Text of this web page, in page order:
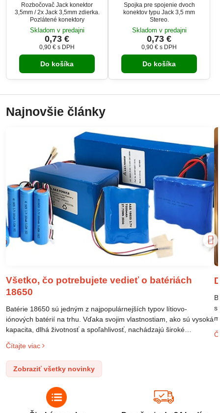
Rozbočovač Jack konektor
3,5mm / 2x Jack 3,5mm zdierka.
Pozlátené konektory
Skladom v predajni
0,73 €
0,90 € s DPH
Do košíka
Spojka pre spojenie dvoch
konektov typu Jack 3,5 mm
Stereo.
Skladom v predajni
0,73 €
0,90 € s DPH
Do košíka
Najnovšie články
Všetko, čo potrebujete vedieť o batériách
18650
Batérie 18650 sú jedným z najpopulárnejších typov lítiovo-
iónových batérií na trhu. Vďaka svojim vlastnostiam, ako sú vysoká
kapacita, dlhá životnosť a spoľahlivosť, nachádzajú široké
po elektrické vozidlá. Pochopenie ich delenia, označovania a
správneho používania je kľúčom k ich efektívnemu a bezpečnému
využitiu.
Čítajte viac
Zobraziť všetky novinky